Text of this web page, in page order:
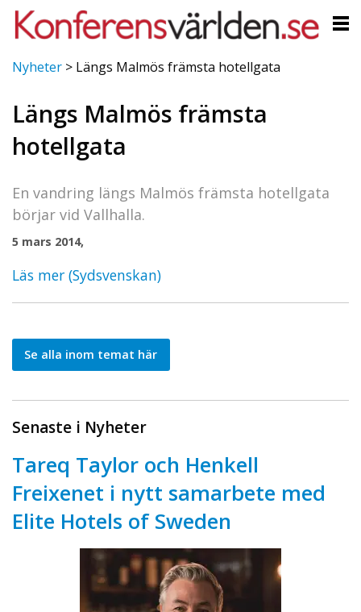
Nyheter > Längs Malmös främsta hotellgata
Längs Malmös främsta
hotellgata
En vandring längs Malmös främsta hotellgata
börjar vid Vallhalla.
5 mars 2014,
Läs mer (Sydsvenskan)
Se alla inom temat här
Senaste i Nyheter
Tareq Taylor och Henkell
Freixenet i nytt samarbete med
Elite Hotels of Sweden